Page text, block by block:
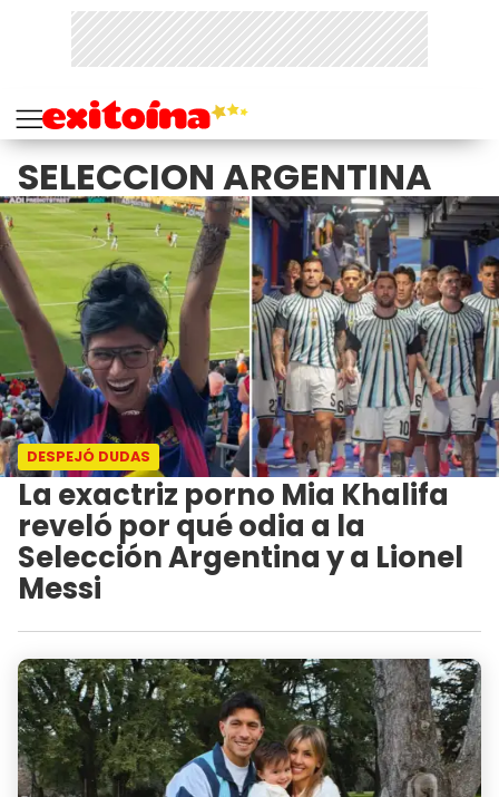
SELECCION ARGENTINA
DESPEJÓ DUDAS
La exactriz porno Mia Khalifa
reveló por qué odia a la
Selección Argentina y a Lionel
Messi